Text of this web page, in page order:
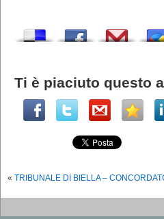
Ti è piaciuto questo
« TRIBUNALE DI BIELLA –